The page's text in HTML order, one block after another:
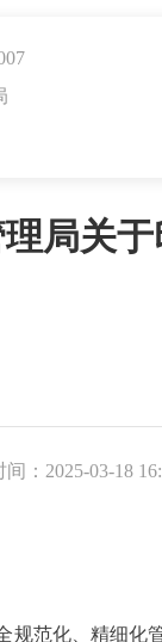
局关
间：2025-03-18
规范化、精细化